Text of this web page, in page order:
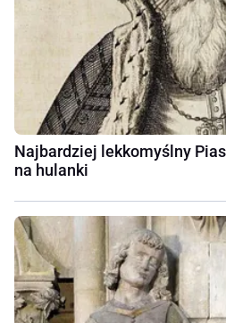
Najbardziej lekkomyślny
na hulanki